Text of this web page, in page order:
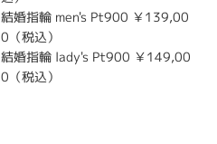
結婚指輪 men's Pt900 ￥139,00
0（税込）
結婚指輪 lady's Pt900 ￥149,00
0（税込）